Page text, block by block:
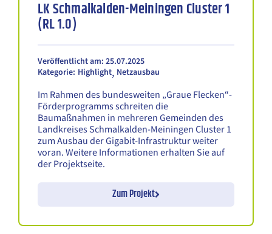
Beendet (1)
Projektpartner
Netzbetreiber (1)
Cluster
Veröffentlichung
Suche zurücksetzen
LK Schmalkalden-Meiningen Cluster 1
(RL 1.0)
Veröffentlicht am: 25.07.2025
Kategorie: Highlight, Netzausbau
Im Rahmen des bundesweiten „Graue Flecken“-
Förderprogramms schreiten die
Baumaßnahmen in mehreren Gemeinden des
Landkreises Schmalkalden-Meiningen Cluster 1
zum Ausbau der Gigabit-Infrastruktur weiter
voran. Weitere Informationen erhalten Sie auf
der Projektseite.
Zum Projekt